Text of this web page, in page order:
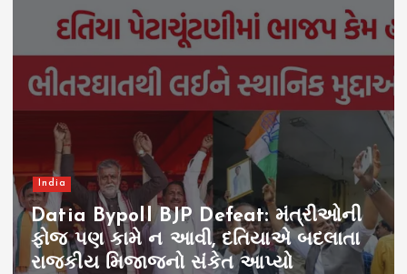
India
Datia Bypoll BJP Defeat: મંત્રીઓની
ફોજ પણ કામે ન આવી, દતિયાએ બદલાતા
રાજકીય મિજાજનો સંકેત આપ્યો